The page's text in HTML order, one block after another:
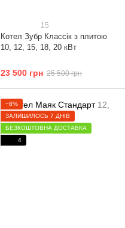
15
Котел Зубр Классік з плитою
10, 12, 15, 18, 20 кВт
23 500 грн 25 500 грн
−8%
ЗАЛИШИЛОСЬ 7 ДНІВ
БЕЗКОШТОВНА ДОСТАВКА
4